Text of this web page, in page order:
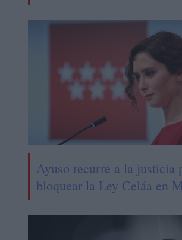
Ayuso recurre a la justicia
bloquear la Ley Celáa en